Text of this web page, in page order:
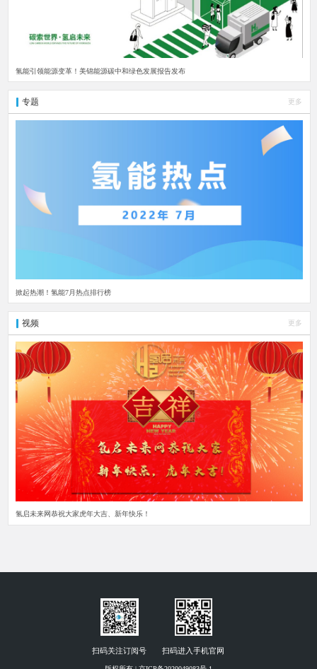
氢能引领能源变革！美锦能源碳中和绿色发展报告发布
专题 更多
掀起热潮！氢能7月热点排行榜
视频 更多
氢启未来网恭祝大家虎年大吉、新年快乐！
扫码关注订阅号 扫码进入手机官网